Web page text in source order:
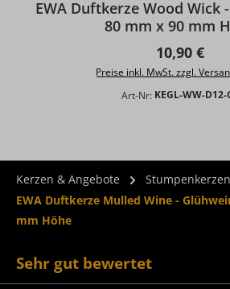
EWA Duftkerze Wood Wick
80 mm x 90 mm
Regulärer
10,90 €
Preise inkl. MwSt. zzgl.
Art-Nr: KEGL-WW-D12-
Kerzen & Angebote
Stumpenkerzen
EWA Duftkerze Mulled Wine -
mm Höhe
Sehr gut bewertet